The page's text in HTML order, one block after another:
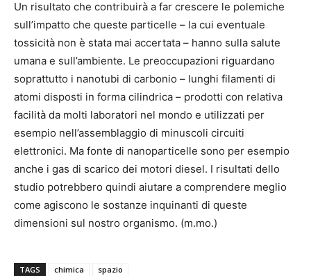
Un risultato che contribuirà a far crescere le polemiche
sull’impatto che queste particelle – la cui eventuale
tossicità non è stata mai accertata – hanno sulla salute
umana e sull’ambiente. Le preoccupazioni riguardano
soprattutto i nanotubi di carbonio – lunghi filamenti di
atomi disposti in forma cilindrica – prodotti con relativa
facilità da molti laboratori nel mondo e utilizzati per
esempio nell’assemblaggio di minuscoli circuiti
elettronici. Ma fonte di nanoparticelle sono per esempio
anche i gas di scarico dei motori diesel. I risultati dello
studio potrebbero quindi aiutare a comprendere meglio
come agiscono le sostanze inquinanti di queste
dimensioni sul nostro organismo. (m.mo.)
TAGS chimica spazio